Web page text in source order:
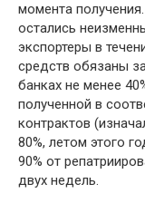
момента
остались
экспортеры в
средств обязаны
банках не менее
полученной в
контрактов
80%, летом этого
90% от
двух недель.